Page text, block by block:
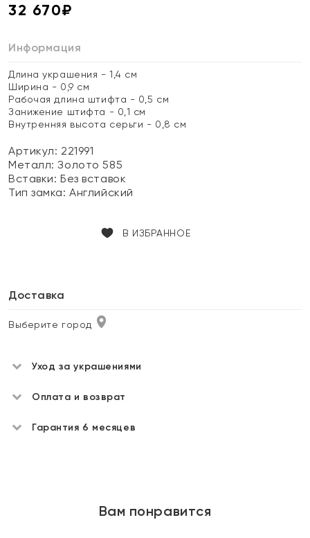
32 670₽
Информация
Длина украшения - 1,4 см
Ширина - 0,9 см
Рабочая длина штифта - 0,5 см
Занижение штифта - 0,1 см
Внутренняя высота серьги - 0,8 см
Артикул: 221991
Металл:Золото 585
Вставки:Без вставок
Тип замка:Английский
В ИЗБРАННОЕ
Доставка
Выберите город
Уход за украшениями
Оплата и возврат
Гарантия 6 месяцев
Вам понравится